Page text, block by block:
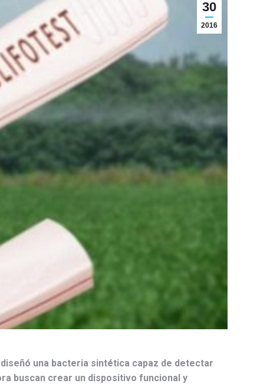
30
2016
una bacteria sintética capaz de detectar
buscan crear un dispositivo funcional y